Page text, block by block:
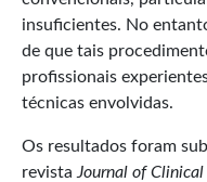
insuficientes. No
de que tais
profissionais
técnicas envolvidas.
Os resultados foram
revista Journal of